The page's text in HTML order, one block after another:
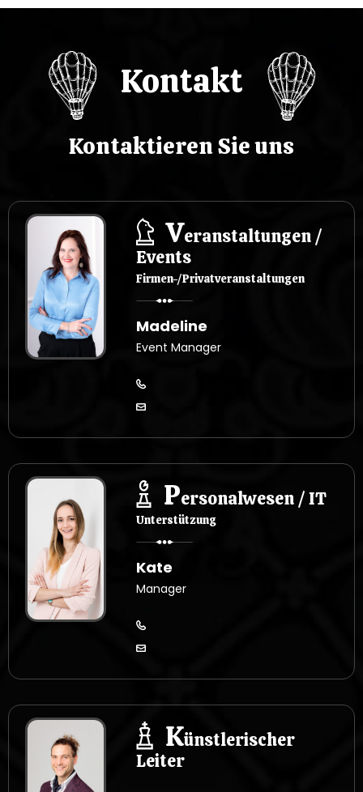
i
Kontakt
Kontaktieren Sie uns
Veranstaltungen /
Events
Firmen-/Privatveranstaltungen
Madeline
Event Manager
Personalwesen / IT
Unterstützung
Kate
Manager
Künstlerischer
Leiter